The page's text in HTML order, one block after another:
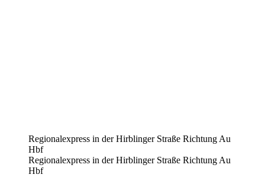
Regionalexpress in der Hirblinger Straße Richtung Au
Hbf
Regionalexpress in der Hirblinger Straße Richtung Au
Hbf